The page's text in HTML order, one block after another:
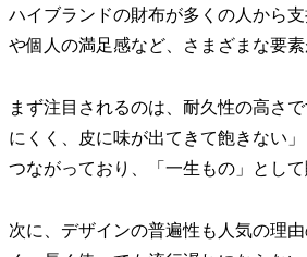
ハイブランドの財布が多くの人から
や個人の満足感など、さまざまな要素
まず注目されるのは、耐久性の高さ
にくく、皮に味が出てきて飽きない
つながっており、「一生もの」とし
次に、デザインの普遍性も人気の理